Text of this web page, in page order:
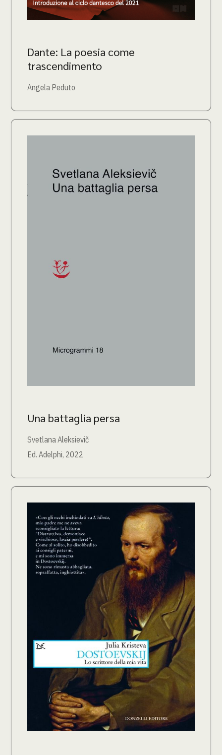
Dante: La poesia come
trascendimento
Angela Peduto
Una battaglia persa
Svetlana Aleksievič
Ed. Adelphi, 2022